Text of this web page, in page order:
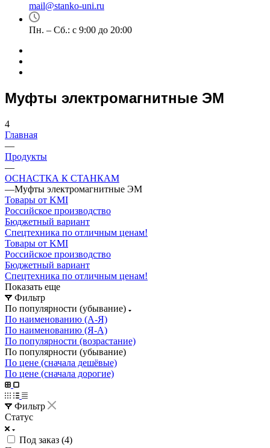
mail@stanko-uni.ru
Пн. – Сб.: с 9:00 до 20:00
Муфты электромагнитные ЭМ
4
Главная
—
Продукты
—
ОСНАСТКА К СТАНКАМ
—Муфты электромагнитные ЭМ
Товары от KMI
Российское производство
Бюджетный вариант
Спецтехника по отличным ценам!
Товары от KMI
Российское производство
Бюджетный вариант
Спецтехника по отличным ценам!
Показать еще
Фильтр
По популярности (убывание)
По наименованию (А-Я)
По наименованию (Я-А)
По популярности (возрастание)
По популярности (убывание)
По цене (сначала дешёвые)
По цене (сначала дорогие)
Фильтр
Статус
Под заказ (4)